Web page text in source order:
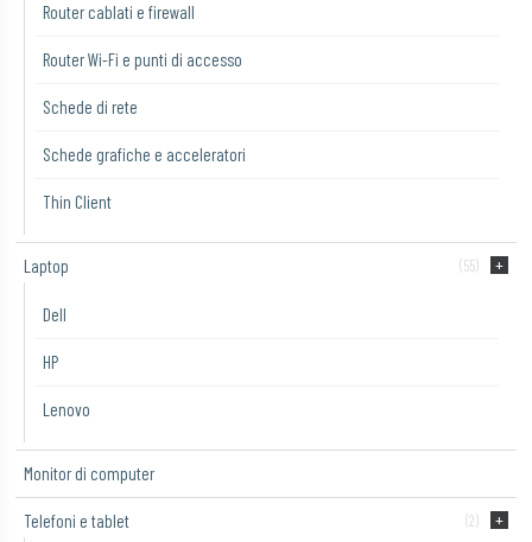
Router cablati e firewall
Router Wi-Fi e punti di accesso
Schede di rete
Schede grafiche e acceleratori
Thin Client
Laptop (55)
Dell
HP
Lenovo
Monitor di computer
Telefoni e tablet (2)